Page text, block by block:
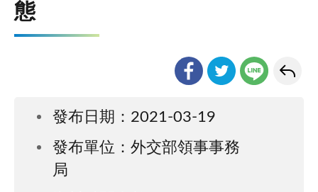
態
發布日期：2021-03-19
發布單位：外交部領事事務
局